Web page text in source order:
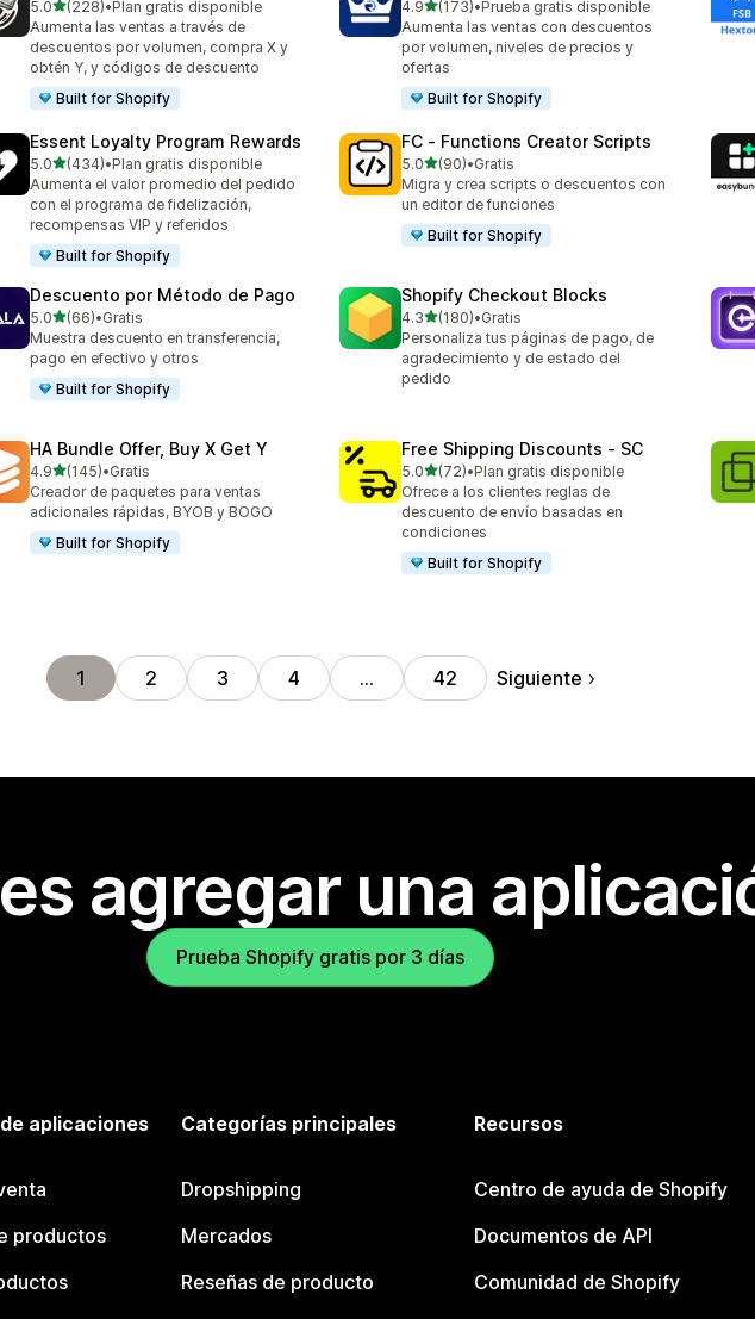
5.0de 5 estrellas
(228)
228 reseñas en total
•Plan gratis disponible
Aumenta las ventas a través de
descuentos por volumen, compra X y
obtén Y, y códigos de descuento
Built for Shopify
4.9de 5 estrellas
(173)
173 reseñas en total
•Prueba gratis disponible
Aumenta las ventas con descuentos
por volumen, niveles de precios y
ofertas
Built for Shopify
Essent Loyalty Program Rewards
5.0de 5 estrellas
(434)
434 reseñas en total
•Plan gratis disponible
Aumenta el valor promedio del pedido
con el programa de fidelización,
recompensas VIP y referidos
Built for Shopify
FC ‑ Functions Creator Scripts
5.0de 5 estrellas
(90)
90 reseñas en total
•Gratis
Migra y crea scripts o descuentos con
un editor de funciones
Built for Shopify
Descuento por Método de Pago
5.0de 5 estrellas
(66)
66 reseñas en total
•Gratis
Muestra descuento en transferencia,
pago en efectivo y otros
Built for Shopify
Shopify Checkout Blocks
4.3de 5 estrellas
(180)
180 reseñas en total
•Gratis
Personaliza tus páginas de pago, de
agradecimiento y de estado del
pedido
HA Bundle Offer, Buy X Get Y
4.9de 5 estrellas
(145)
145 reseñas en total
•Gratis
Creador de paquetes para ventas
adicionales rápidas, BYOB y BOGO
Built for Shopify
Free Shipping Discounts ‑ SC
5.0de 5 estrellas
(72)
72 reseñas en total
•Plan gratis disponible
Ofrece a los clientes reglas de
descuento de envío basadas en
condiciones
Built for Shopify
1 2 3 4 … 42 Siguiente
agregar una
Prueba Shopify gratis por 3 días
aplicaciones
productos
Categorías principales
Dropshipping
Mercados
Reseñas de producto
Recursos
Centro de ayuda de Shopify
Documentos de API
Comunidad de Shopify